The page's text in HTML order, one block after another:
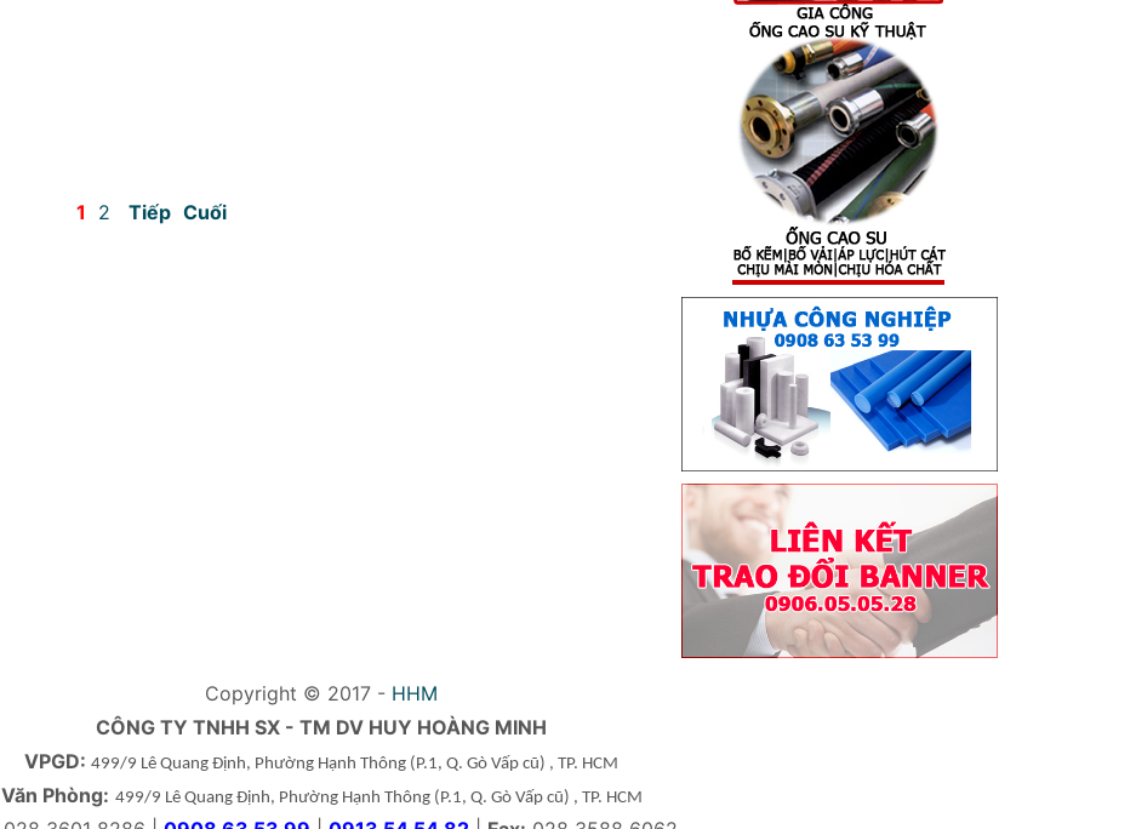
1 2 Tiếp Cuối
Copyright © 2017 - HHM
CÔNG TY TNHH SX - TM DV HUY HOÀNG MINH
VPGD: 499/9 Lê Quang Định, Phường Hạnh Thông (P.1, Q. Gò Vấp cũ) , TP. HCM
Văn Phòng: 499/9 Lê Quang Định, Phường Hạnh Thông(P.1, Q. Gò Vấp cũ) , TP. HCM